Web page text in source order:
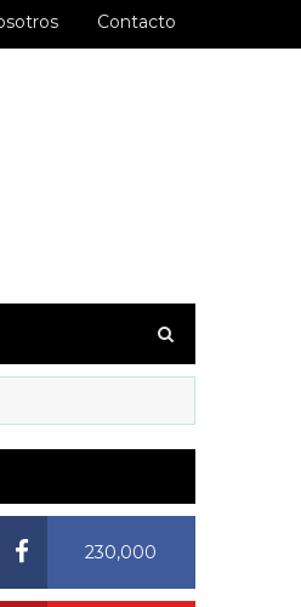
Contacto
230,000